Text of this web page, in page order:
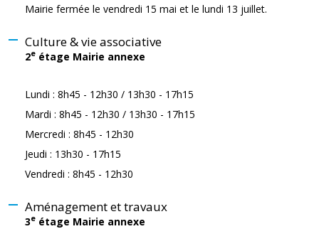
Mairie fermée le vendredi 15 mai et le lundi 13 juillet.
Culture & vie associative
2e étage Mairie annexe
Lundi : 8h45 - 12h30 / 13h30 - 17h15
Mardi : 8h45 - 12h30 / 13h30 - 17h15
Mercredi : 8h45 - 12h30
Jeudi : 13h30 - 17h15
Vendredi : 8h45 - 12h30
Aménagement et travaux
3e étage Mairie annexe